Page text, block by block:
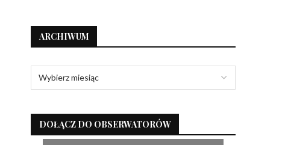
ARCHIWUM
DOŁĄCZ DO OBSERWATORÓW